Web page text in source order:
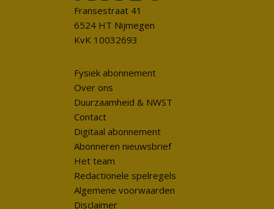
Fransestraat 41
6524 HT Nijmegen
KvK 10032693
Fysiek abonnement
Over ons
Duurzaamheid & NWST
Contact
Digitaal abonnement
Abonneren nieuwsbrief
Het team
Redactionele spelregels
Algemene voorwaarden
Disclaimer